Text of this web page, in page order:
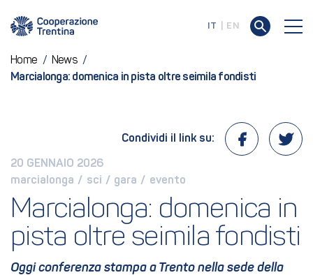
IT EN
Home / News /
Marcialonga: domenica in pista oltre seimila fondisti
20 GENNAIO 2026
marcialonga / sci / gara / evento
Condividi il link su:
Marcialonga: domenica in
pista oltre seimila fondisti
Oggi conferenza stampa a Trento nella sede della